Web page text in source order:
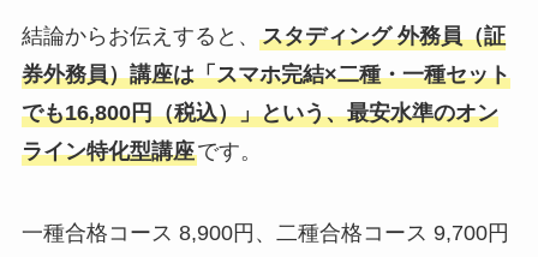
結論からお伝えすると、 スタディング 外務員（証
券外務員）講座は「スマホ完結×二種・一種セット
でも16,800円（税込）」という、最安水準のオン
ライン特化型講座です。
一種合格コース 8,900円、二種合格コース 9,700円